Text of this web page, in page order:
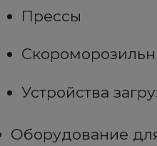
Прессы
Устройства
Оборудование